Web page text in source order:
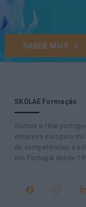
SABER MAIS
SKOLAE Formação
Somos a filial
empresa europeia
de competências e
em Portugal desde